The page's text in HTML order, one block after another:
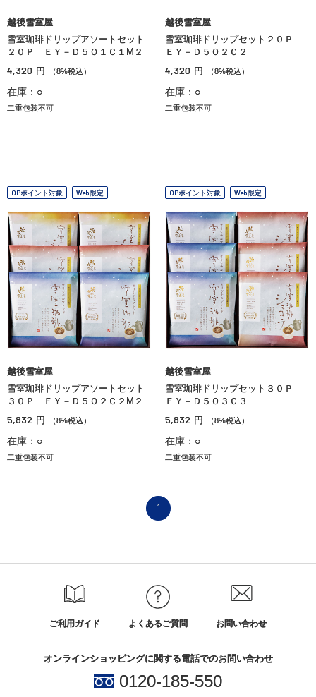
越後雪室屋
雪室珈琲ドリップアソートセット
２０Ｐ ＥＹ－Ｄ５Ｏ１Ｃ１М２
4,320 円 （8%税込）
在庫：○
二重包装不可
越後雪室屋
雪室珈琲ドリップセット２０Ｐ
ＥＹ－Ｄ５Ｏ２Ｃ２
4,320 円 （8%税込）
在庫：○
二重包装不可
OPポイント対象 Web限定
越後雪室屋
雪室珈琲ドリップアソートセット
３０Ｐ ＥＹ－Ｄ５Ｏ２Ｃ２М２
5,832 円 （8%税込）
在庫：○
二重包装不可
OPポイント対象 Web限定
越後雪室屋
雪室珈琲ドリップセット３０Ｐ
ＥＹ－Ｄ５Ｏ３Ｃ３
5,832 円 （8%税込）
在庫：○
二重包装不可
1
ご利用ガイド よくあるご質問 お問い合わせ
オンラインショッピングに関する電話でのお問い合わせ
0120-185-550